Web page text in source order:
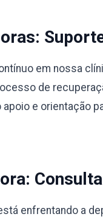
em nossa
de
apoio e orientação
enfrentando a